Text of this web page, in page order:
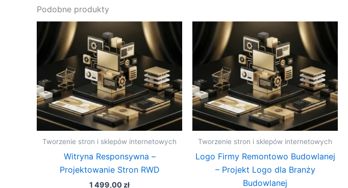
Podobne produkty
Tworzenie stron i sklepów internetowych
Witryna Responsywna –
Projektowanie Stron RWD
1 499,00 zł
Tworzenie stron i sklepów internetowych
Logo Firmy Remontowo Budowlanej
– Projekt Logo dla Branży
Budowlanej